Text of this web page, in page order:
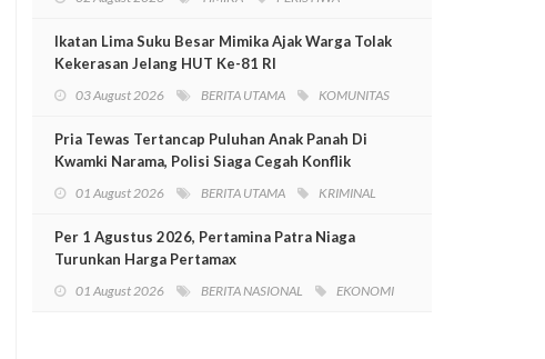
Ikatan Lima Suku Besar Mimika Ajak Warga Tolak
Kekerasan Jelang HUT Ke-81 RI
03 August 2026 BERITA UTAMA KOMUNITAS
Pria Tewas Tertancap Puluhan Anak Panah Di
Kwamki Narama, Polisi Siaga Cegah Konflik
01 August 2026 BERITA UTAMA KRIMINAL
Per 1 Agustus 2026, Pertamina Patra Niaga
Turunkan Harga Pertamax
01 August 2026 BERITA NASIONAL EKONOMI